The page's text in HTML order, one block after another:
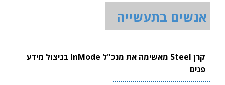
אנשים בתעשייה
קרן Steel מאשימה את מנכ"ל InMode בניצול מידע
פנים